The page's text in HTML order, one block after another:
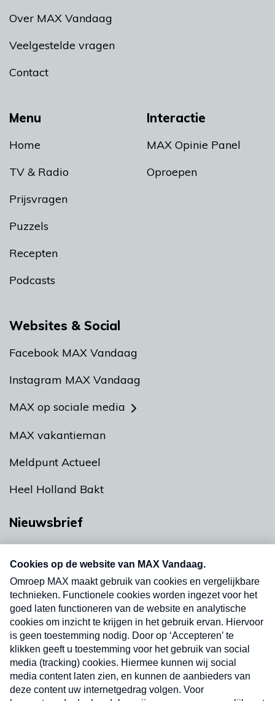
Menu
Home
TV & Radio
Prijsvragen
Puzzels
Recepten
Podcasts
Interactie
MAX Opinie Panel
Oproepen
Over MAX Vandaag
Veelgestelde vragen
Contact
Websites & Social
Facebook MAX Vandaag
Instagram MAX Vandaag
MAX op sociale media
MAX vakantieman
Meldpunt Actueel
Heel Holland Bakt
Nieuwsbrief
nieuwsbrief. Elke vrijdag- en dinsdagochtend in
uw mailbox.
Verzend